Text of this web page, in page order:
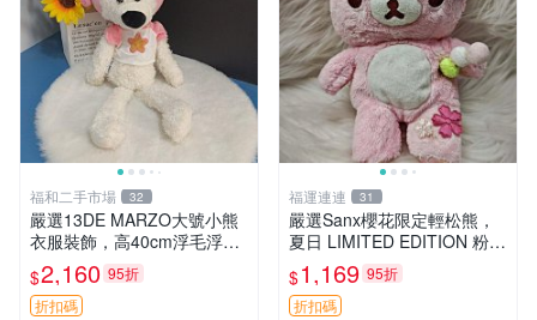
福和二手市場 32
嚴選13DE MARZO大號小熊
衣服裝飾，高40cm浮毛浮
灰，詳觀後再拍。二手收藏請
珍惜。 13DE MARZO 二手
小熊 衣服裝飾
$2,160 95折
折扣碼
福運連連 31
嚴選Sanx櫻花限定輕松熊，
夏日 LIMITED EDITION 粉色
毛絨熊，背有拉鏈設計，肚內
填充豆袋，精致工藝呈現，狀
態如新，適合收藏與送人 櫻
$1,169 95折
折扣碼